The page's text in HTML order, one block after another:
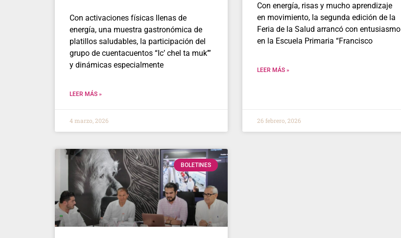
Con activaciones físicas llenas de
energía, una muestra gastronómica de
platillos saludables, la participación del
grupo de cuentacuentos “Ic’ chel ta muk’”
y dinámicas especialmente
LEER MÁS »
4 marzo, 2026
Con energía, risas y mucho aprendizaje
en movimiento, la segunda edición de la
Feria de la Salud arrancó con entusiasmo
en la Escuela Primaria “Francisco
LEER MÁS »
26 febrero, 2026
BOLETINES